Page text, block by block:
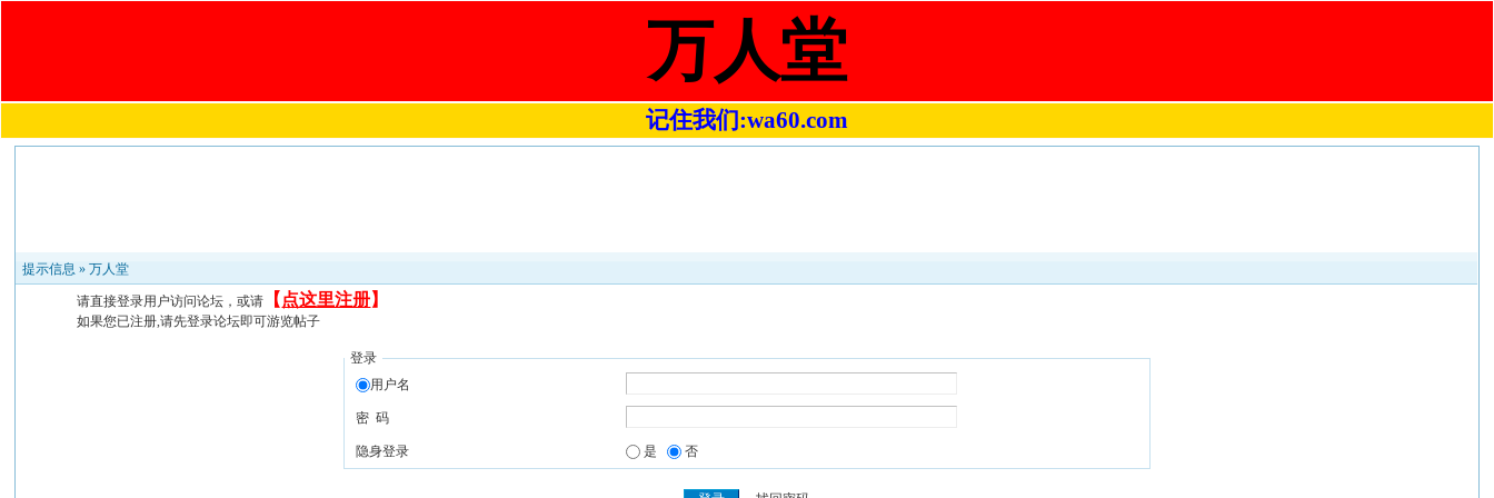
万人堂
记住我们:wa60.com
提示信息 »万人堂
请直接登录用户访问论坛，或请 【 点这里注册】
如果您已注册,请先登录论坛即可游览帖子
登录
用户名
密 码
隐身登录 是 否